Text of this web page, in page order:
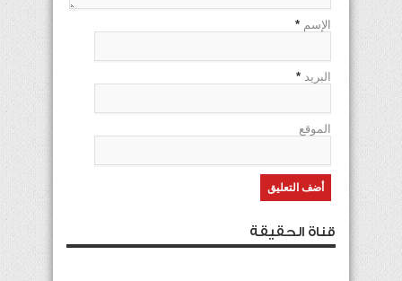
الإسم *
البريد *
الموقع
قناة الحقيقة